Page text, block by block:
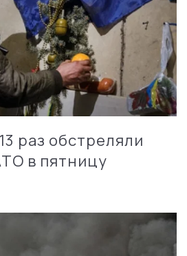
раз обстреляли
в пятницу